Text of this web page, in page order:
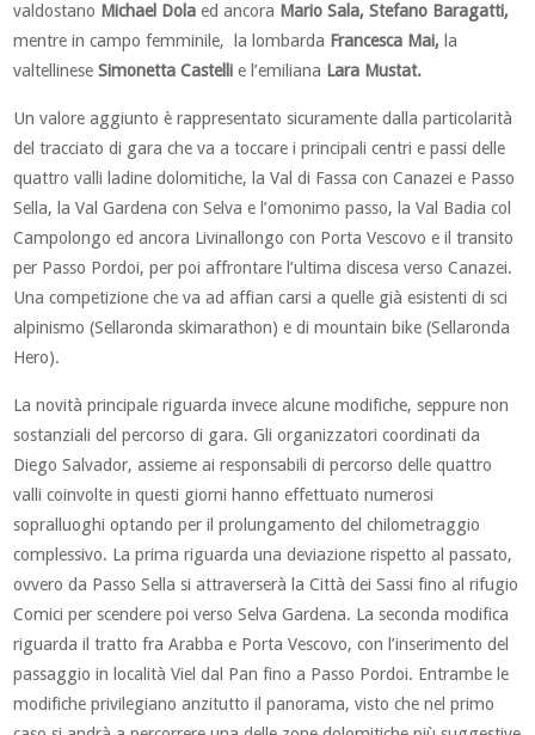
valdostano Michael Dola ed ancora Mario Sala, Stefano Baragatti,
mentre in campo femminile, la lombarda Francesca Mai, la
valtellineseSimonetta Castelli e l’emiliana Lara Mustat.
Un valore aggiunto è rappresentato sicuramente dalla particolarità
del tracciato di gara che va a toccare i principali centri e passi delle
quattro valli ladine dolomitiche, la Val di Fassa con Canazei e Passo
Sella, la Val Gardena con Selva e l’omonimo passo, la Val Badia col
Campolongo ed ancora Livinallongo con Porta Vescovo e il transito
per Passo Pordoi, per poi affrontare l’ultima discesa verso Canazei.
Una competizione che va ad affian carsi a quelle già esistenti di sci
alpinismo (Sellaronda skimarathon) e di mountain bike (Sellaronda
Hero).
La novità principale riguarda invece alcune modifiche, seppure non
sostanziali del percorso di gara. Gli organizzatori coordinati da
Diego Salvador, assieme ai responsabili di percorso delle quattro
valli coinvolte in questi giorni hanno effettuato numerosi
sopralluoghi optando per il prolungamento del chilometraggio
complessivo. La prima riguarda una deviazione rispetto al passato,
ovvero da Passo Sella si attraverserà la Città dei Sassi fino al rifugio
Comici per scendere poi verso Selva Gardena. La seconda modifica
riguarda il tratto fra Arabba e Porta Vescovo, con l’inserimento del
passaggio in località Viel dal Pan fino a Passo Pordoi. Entrambe le
modifiche privilegiano anzitutto il panorama, visto che nel primo